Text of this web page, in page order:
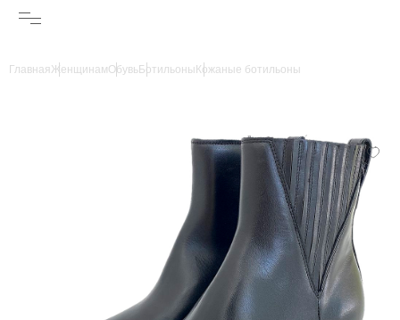
ГлавнаяЖенщинамОбувьБотильоны Кожаные ботильоны